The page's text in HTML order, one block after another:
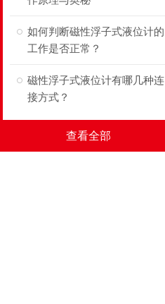
如何判断磁性浮子式液位计的
工作是否正常？
磁性浮子式液位计有哪几种连
接方式？
查看全部